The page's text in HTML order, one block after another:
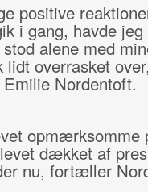
positive
i gang, havde jeg
alene med
overrasket
Nordentoft.
opmærksomme
dækket af
nu, fortæller